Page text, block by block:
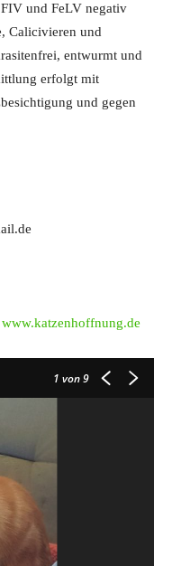
und FeLV negativ
Calicivieren und
entwurmt und
erfolgt mit
und gegen
www.katzenhoffnung.de
1 von 9